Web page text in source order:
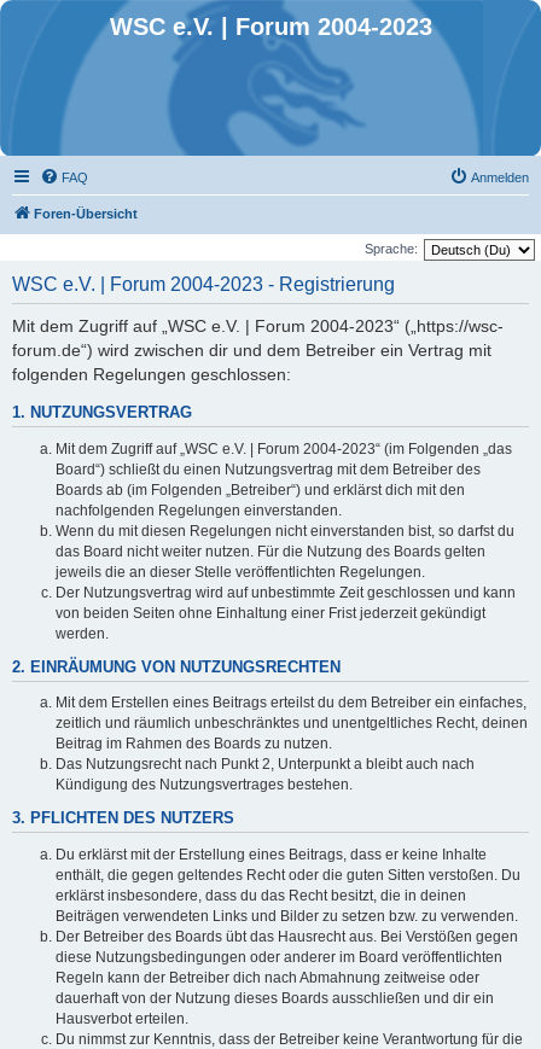
WSC e.V. | Forum 2004-2023
FAQ Anmelden
Foren-Übersicht
Sprache:
WSC e.V. | Forum 2004-2023 - Registrierung
Mit dem Zugriff auf „WSC e.V. | Forum 2004-2023“ („https://wsc-
forum.de“) wird zwischen dir und dem Betreiber ein Vertrag mit
folgenden Regelungen geschlossen:
1. NUTZUNGSVERTRAG
Mit dem Zugriff auf „WSC e.V. | Forum 2004-2023“ (im Folgenden „das
Board“) schließt du einen Nutzungsvertrag mit dem Betreiber des
Boards ab (im Folgenden „Betreiber“) und erklärst dich mit den
nachfolgenden Regelungen einverstanden.
Wenn du mit diesen Regelungen nicht einverstanden bist, so darfst du
das Board nicht weiter nutzen. Für die Nutzung des Boards gelten
jeweils die an dieser Stelle veröffentlichten Regelungen.
Der Nutzungsvertrag wird auf unbestimmte Zeit geschlossen und kann
von beiden Seiten ohne Einhaltung einer Frist jederzeit gekündigt
werden.
2. EINRÄUMUNG VON NUTZUNGSRECHTEN
Mit dem Erstellen eines Beitrags erteilst du dem Betreiber ein einfaches,
zeitlich und räumlich unbeschränktes und unentgeltliches Recht, deinen
Beitrag im Rahmen des Boards zu nutzen.
Das Nutzungsrecht nach Punkt 2, Unterpunkt a bleibt auch nach
Kündigung des Nutzungsvertrages bestehen.
3. PFLICHTEN DES NUTZERS
Du erklärst mit der Erstellung eines Beitrags, dass er keine Inhalte
enthält, die gegen geltendes Recht oder die guten Sitten verstoßen. Du
erklärst insbesondere, dass du das Recht besitzt, die in deinen
Beiträgen verwendeten Links und Bilder zu setzen bzw. zu verwenden.
Der Betreiber des Boards übt das Hausrecht aus. Bei Verstößen gegen
diese Nutzungsbedingungen oder anderer im Board veröffentlichten
Regeln kann der Betreiber dich nach Abmahnung zeitweise oder
dauerhaft von der Nutzung dieses Boards ausschließen und dir ein
Hausverbot erteilen.
Du nimmst zur Kenntnis, dass der Betreiber keine Verantwortung für die